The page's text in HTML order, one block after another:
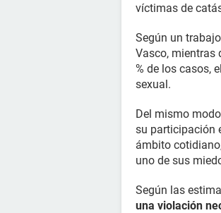
víctimas de
Según un
Vasco, mientras
% de los casos,
sexual.
Del mismo
su participación
ámbito
uno de sus
Según las
una violación